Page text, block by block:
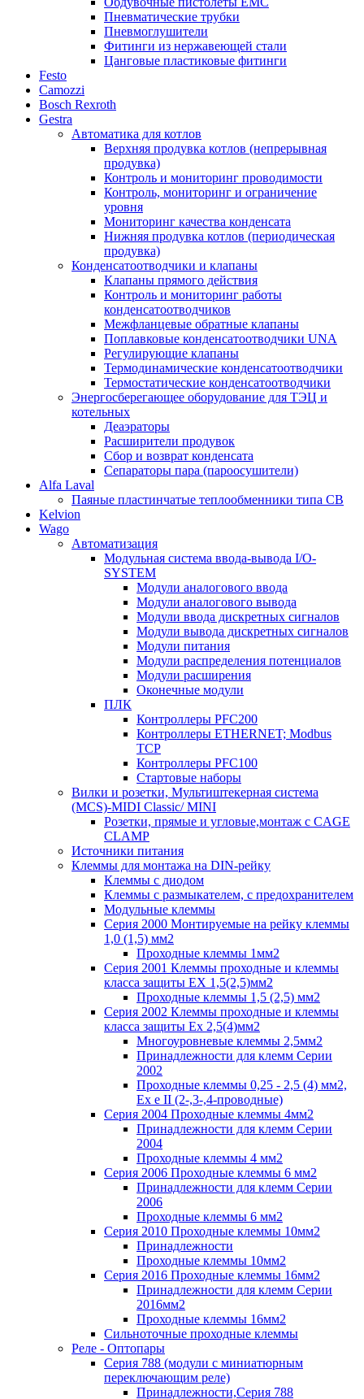
Пневматические трубки
Пневмоглушители
Фитинги из нержавеющей стали
Цанговые пластиковые фитинги
Festo
Camozzi
Bosch Rexroth
Gestra
Автоматика для котлов
Верхняя продувка котлов (непрерывная
продувка)
Контроль и мониторинг проводимости
Контроль, мониторинг и ограничение
уровня
Мониторинг качества конденсата
Нижняя продувка котлов (периодическая
продувка)
Конденсатоотводчики и клапаны
Клапаны прямого действия
Контроль и мониторинг работы
конденсатоотводчиков
Межфланцевые обратные клапаны
Поплавковые конденсатоотводчики UNA
Регулирующие клапаны
Термодинамические конденсатоотводчики
Термостатические конденсатоотводчики
Энергосберегающее оборудование для ТЭЦ и
котельных
Деаэраторы
Расширители продувок
Сбор и возврат конденсата
Сепараторы пара (пароосушители)
Alfa Laval
Паяные пластинчатые теплообменники типа CB
Kelvion
Wago
Автоматизация
Модульная система ввода-вывода I/O-
SYSTEM
Модули аналогового ввода
Модули аналогового вывода
Модули ввода дискретных сигналов
Модули вывода дискретных сигналов
Модули питания
Модули распределения потенциалов
Модули расширения
Оконечные модули
ПЛК
Контроллеры PFC200
Контроллеры ETHERNET; Modbus
TCP
Контроллеры PFC100
Стартовые наборы
Вилки и розетки, Мультиштекерная система
(MCS)-MIDI Classic/ MINI
Розетки, прямые и угловые,монтаж с CAGE
CLAMP
Источники питания
Клеммы для монтажа на DIN-рейку
Клеммы с диодом
Клеммы с размыкателем, с предохранителем
Модульные клеммы
Серия 2000 Монтируемые на рейку клеммы
1,0 (1,5) мм2
Проходные клеммы 1мм2
Серия 2001 Клеммы проходные и клеммы
класса защиты EX 1,5(2,5)мм2
Проходные клеммы 1,5 (2,5) мм2
Серия 2002 Клеммы проходные и клеммы
класса защиты Ex 2,5(4)мм2
Многоуровневые клеммы 2,5мм2
Принадлежности для клемм Серии
2002
Проходные клеммы 0,25 - 2,5 (4) мм2,
Ex e II (2-,3-,4-проводные)
Серия 2004 Проходные клеммы 4мм2
Принадлежности для клемм Серии
2004
Проходные клеммы 4 мм2
Серия 2006 Проходные клеммы 6 мм2
Принадлежности для клемм Серии
2006
Проходные клеммы 6 мм2
Серия 2010 Проходные клеммы 10мм2
Принадлежности
Проходные клеммы 10мм2
Серия 2016 Проходные клеммы 16мм2
Принадлежности для клемм Серии
2016мм2
Проходные клеммы 16мм2
Сильноточные проходные клеммы
Реле - Оптопары
Серия 788 (модули с миниатюрным
переключающим реле)
Принадлежности,Серия 788